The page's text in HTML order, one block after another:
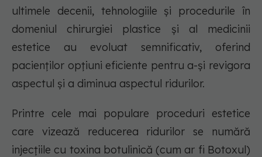
ultimele decenii, tehnologiile și procedurile în
domeniul chirurgiei plastice și al medicinii
estetice au evoluat semnificativ, oferind
pacienților opțiuni eficiente pentru a-și revigora
aspectul și a diminua aspectul ridurilor.
Printre cele mai populare proceduri estetice
care vizează reducerea ridurilor se numără
injecțiile cu toxina botulinică (cum ar fi Botoxul)